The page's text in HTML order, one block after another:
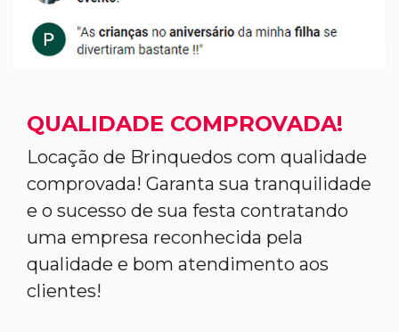
QUALIDADE COMPROVADA!
Locação de Brinquedos com qualidade
comprovada! Garanta sua tranquilidade
e o sucesso de sua festa contratando
uma empresa reconhecida pela
qualidade e bom atendimento aos
clientes!